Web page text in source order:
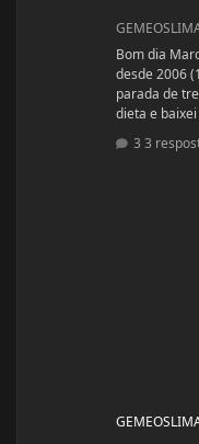
Bom dia Marombas. Willys, 29
desde 2006 (13 anos) Vamos
parada de treinos e
dieta e baixei o BF para
estreantes
(Secar e corrigir os
3